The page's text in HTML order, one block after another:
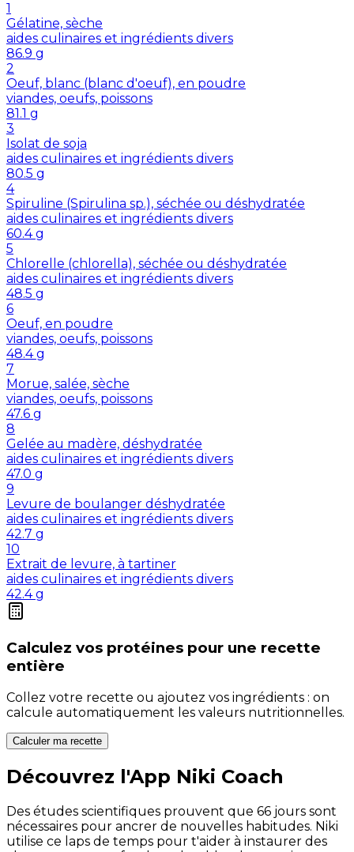
1
Gélatine, sèche
aides culinaires et ingrédients divers
86.9 g
2
Oeuf, blanc (blanc d'oeuf), en poudre
viandes, oeufs, poissons
81.1 g
3
Isolat de soja
aides culinaires et ingrédients divers
80.5 g
4
Spiruline (Spirulina sp.), séchée ou déshydratée
aides culinaires et ingrédients divers
60.4 g
5
Chlorelle (chlorella), séchée ou déshydratée
aides culinaires et ingrédients divers
48.5 g
6
Oeuf, en poudre
viandes, oeufs, poissons
48.4 g
7
Morue, salée, sèche
viandes, oeufs, poissons
47.6 g
8
Gelée au madère, déshydratée
aides culinaires et ingrédients divers
47.0 g
9
Levure de boulanger déshydratée
aides culinaires et ingrédients divers
42.7 g
10
Extrait de levure, à tartiner
aides culinaires et ingrédients divers
42.4 g
Calculez vos protéines pour une recette
entière
Collez votre recette ou ajoutez vos ingrédients : on
calcule automatiquement les valeurs nutritionnelles.
Calculer ma recette
Découvrez l'App Niki Coach
Des études scientifiques prouvent que 66 jours sont
nécessaires pour ancrer de nouvelles habitudes. Niki
utilise ce laps de temps pour t'aider à instaurer des